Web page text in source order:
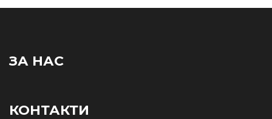
ЗА НАС
КОНТАКТИ